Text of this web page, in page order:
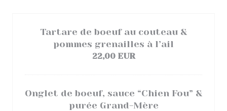
Tartare de boeuf au couteau &
pommes grenailles à l’ail
22,00 EUR
Onglet de boeuf, sauce “Chien Fou” &
purée Grand-Mère